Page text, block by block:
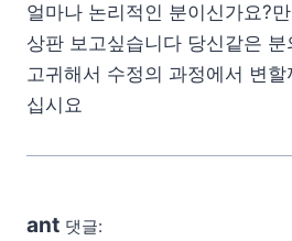
얼마나 논리적인 분이신가요?
상판 보고싶습니다 당신같은
고귀해서 수정의 과정에서 변
십시요
ant 댓글: